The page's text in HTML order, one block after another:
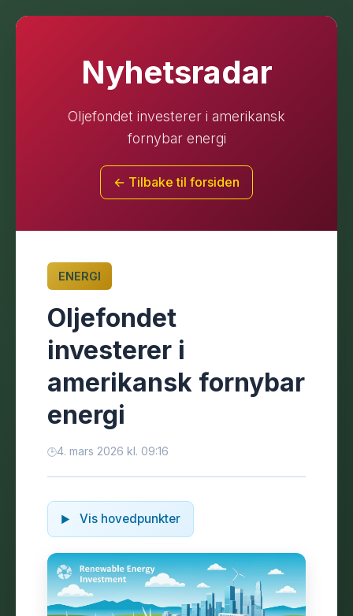
Nyhetsradar
Oljefondet investerer i amerikansk
fornybar energi
← Tilbake til forsiden
ENERGI
Oljefondet
investerer i
amerikansk fornybar
energi
4. mars 2026 kl. 09:16
Vis hovedpunkter